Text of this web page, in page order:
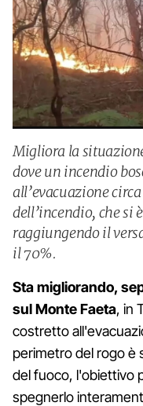
Migliora la
dove un incendio
all’evacuazione
dell’incendio, che si
raggiungendo il
il 70%.
Sta migliorando,
sul Monte Faeta, in
costretto
perimetro del rogo è
del fuoco, l'obiettivo
spegnerlo